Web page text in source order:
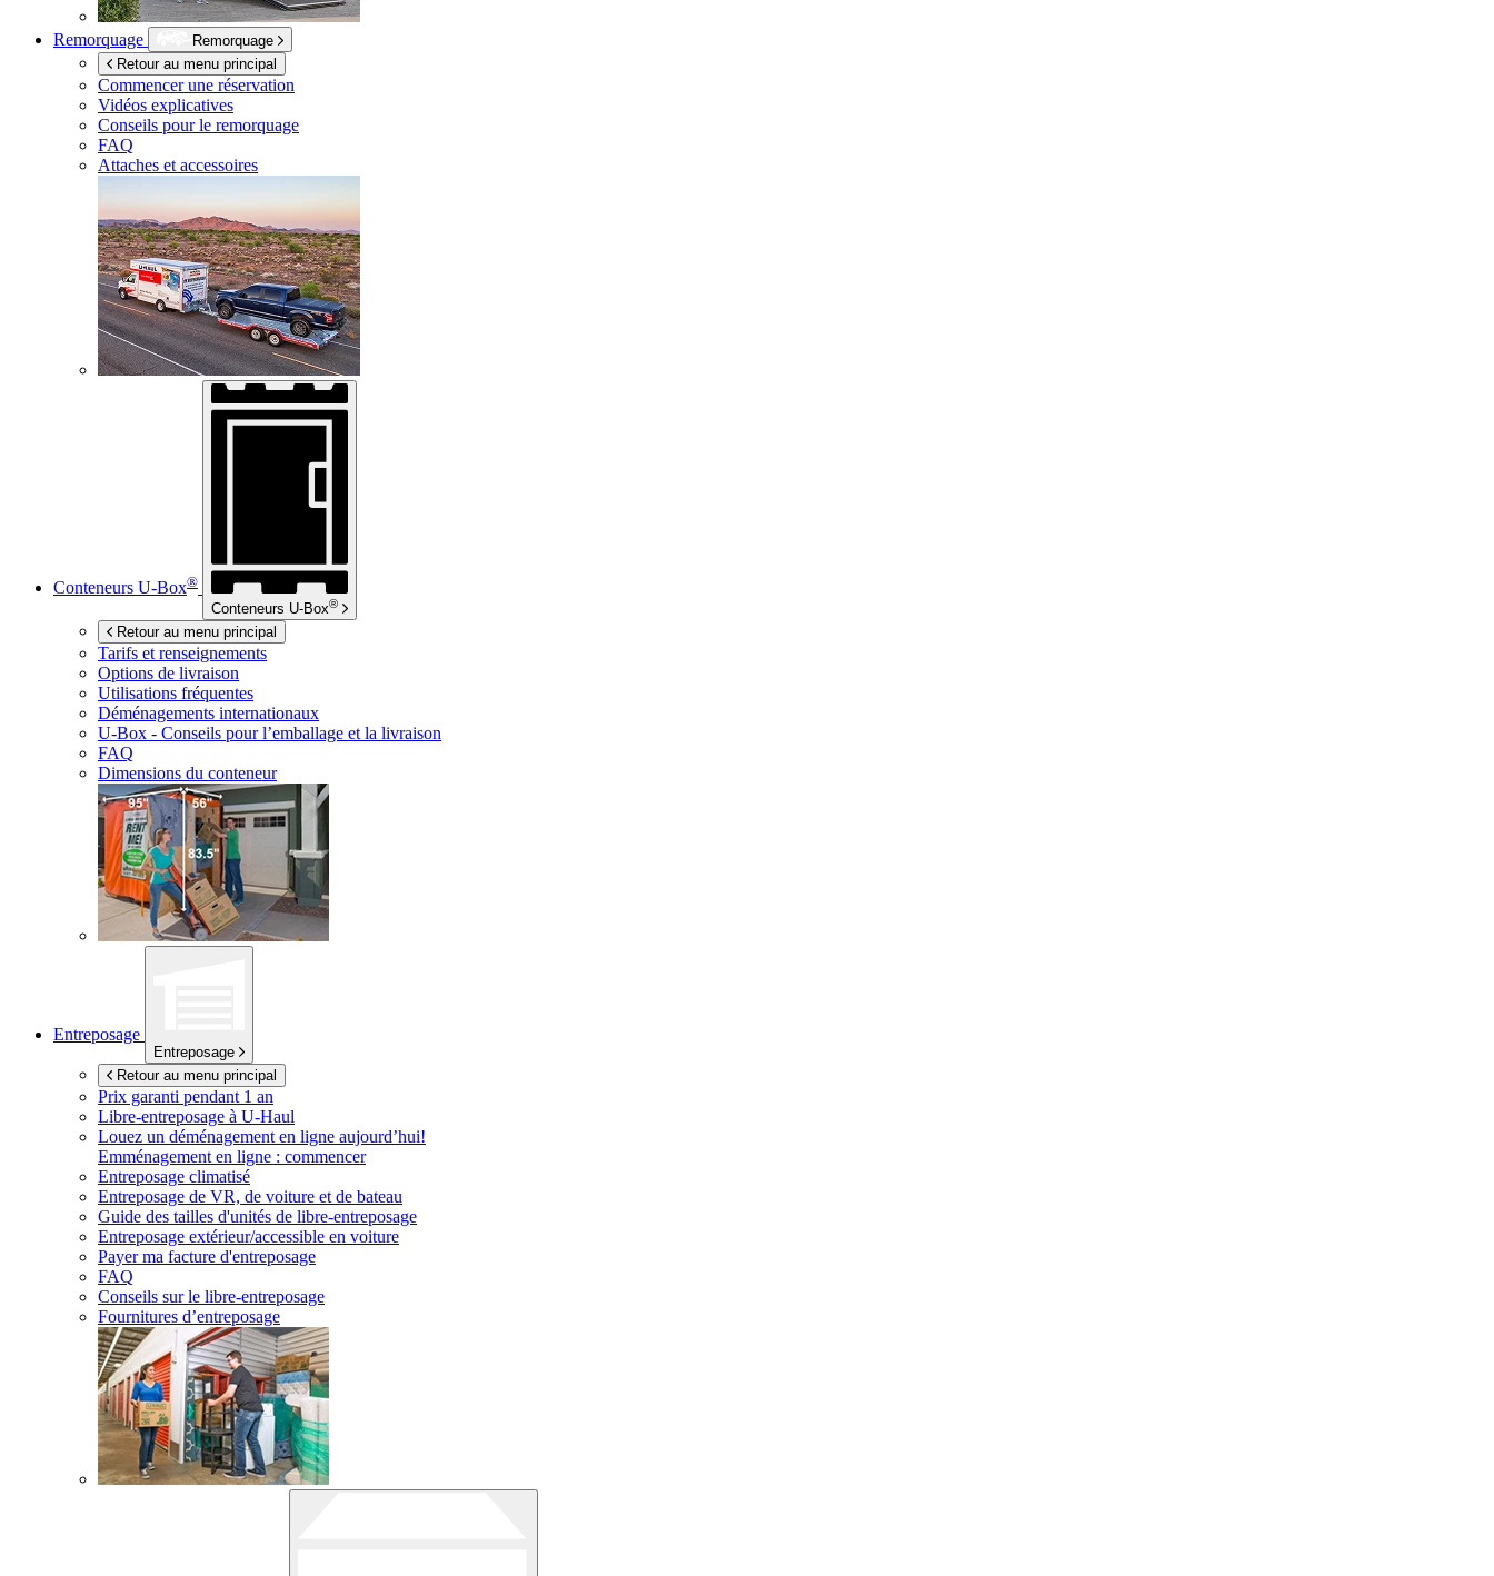
Remorquage
Remorquage
Retour au menu principal
Commencer une réservation
Vidéos explicatives
Conseils pour le remorquage
FAQ
Attaches et accessoires
Conteneurs U-Box®
Conteneurs U-Box®
Retour au menu principal
Tarifs et renseignements
Options de livraison
Utilisations fréquentes
Déménagements internationaux
U-Box - Conseils pour l’emballage et la livraison
FAQ
Dimensions du conteneur
Entreposage
Entreposage
Retour au menu principal
Prix garanti pendant 1 an
Libre-entreposage à U-Haul
Louez un déménagement en ligne aujourd’hui!
Emménagement en ligne : commencer
Entreposage climatisé
Entreposage de VR, de voiture et de bateau
Guide des tailles d'unités de libre-entreposage
Entreposage extérieur/accessible en voiture
Payer ma facture d'entreposage
FAQ
Conseils sur le libre-entreposage
Fournitures d’entreposage